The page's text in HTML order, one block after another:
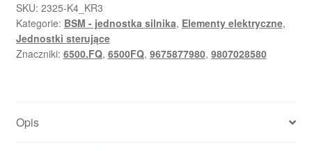
SKU: 2325-K4_KR3
Kategorie: BSM - jednostka silnika, Elementy elektryczne,
Jednostki sterujące
Znaczniki: 6500.FQ, 6500FQ, 9675877980, 9807028580
Opis